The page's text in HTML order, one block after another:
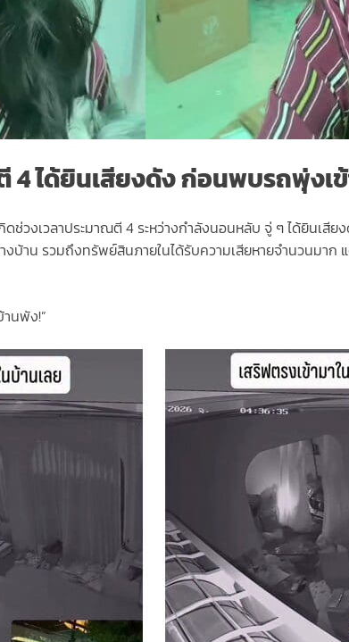
4 ได้ยินเสียงดัง ก่อนพบรถพุ่งเ
ดช่วงเวลาประมาณตี 4 ระหว่างกำลังนอนหลับ จู่ ๆ ได้ยิน
งบ้าน รวมถึงทรัพย์สินภายในได้รับความเสียหายจำนวนมาก
นพัง!”